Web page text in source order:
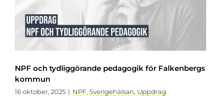
NPF och tydliggörande pedagogik för Falkenbergs
kommun
16 oktober, 2025 | NPF Sverigehälsan Uppdrag